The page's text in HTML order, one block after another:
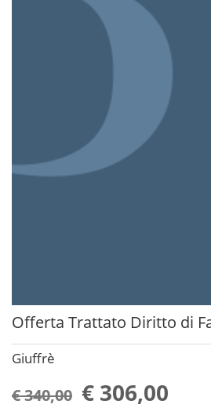
Offerta Trattato Diritto di
Giuffrè
€ 340,00 € 306,00